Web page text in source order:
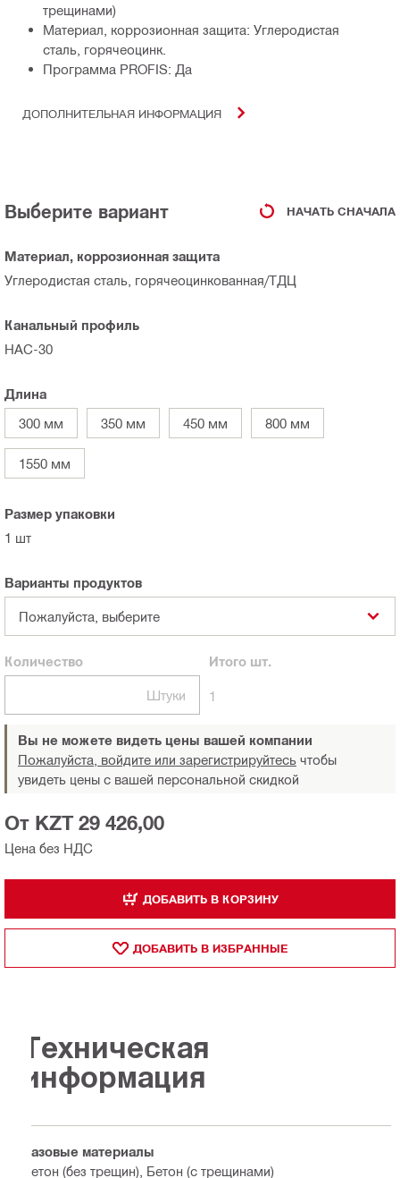
трещинами)
Материал, коррозионная защита: Углеродистая
сталь, горячеоцинк.
Программа PROFIS: Да
ДОПОЛНИТЕЛЬНАЯ ИНФОРМАЦИЯ
Выберите вариант НАЧАТЬ СНАЧАЛА
Материал, коррозионная защита
Углеродистая сталь, горячеоцинкованная/ТДЦ
Канальный профиль
HAC-30
Длина
300 мм
350 мм 450 мм 800 мм
1550 мм
Размер упаковки
1 шт
Варианты продуктов
Пожалуйста, выберите
Количество
Штуки
Итого шт.
1
Вы не можете видеть цены вашей компании
Пожалуйста, войдите или зарегистрируйтесь чтобы
увидеть цены с вашей персональной скидкой
Цена без НДС
От KZT 29 426,00
ДОБАВИТЬ В КОРЗИНУ
ДОБАВИТЬ В ИЗБРАННЫЕ
Техническая
информация
Базовые материалы
Бетон (без трещин), Бетон (с трещинами)